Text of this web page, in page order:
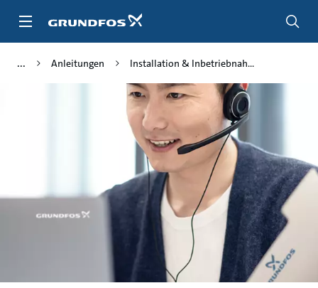
Inhalt
Anleitungen Installation & Inbetriebnah...